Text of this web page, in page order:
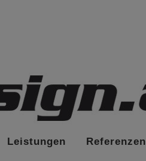
Leistungen Referenzen